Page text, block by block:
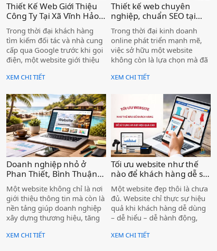
Thiết Kế Web Giới Thiệu
Công Ty Tại Xã Vĩnh Hảo –
Nâng Tầm Thương Hiệu
Doanh Nghiệp )
Trong thời đại khách hàng
tìm kiếm đối tác và nhà cung
cấp qua Google trước khi gọi
điện, một website giới thiệu
còn là "có thì tốt" — mà là
được tin tưởng và lựa chọn.
Nếu bạn đang kinh doanh tại
xã Vĩnh Hảo mà chưa có
website, hoặc website cũ đã
lỗi thời, bạn đang để đối thủ
vượt lên phía trước mỗi ngày.
XEM CHI TIẾT
Thiết kế web chuyên
nghiệp, chuẩn SEO tại
Lâm Đồng, hiệu quả cho
doanh nghiệp )
Trong thời đại kinh doanh
online phát triển mạnh mẽ,
việc sở hữu một website
không còn là lựa chọn mà đã
với mọi doanh nghiệp. Đặc
thế mạnh về du lịch, nông
nghiệp và dịch vụ – nhu cầu
xây dựng thương hiệu trên
Internet ngày càng tăng cao.
XEM CHI TIẾT
Doanh nghiệp nhỏ ở
Phan Thiết, Bình Thuận
có cần website không ? )
Một website không chỉ là nơi
giới thiệu thông tin mà còn là
nền tảng giúp doanh nghiệp
xây dựng thương hiệu, tăng
hàng từ Google. Khi khách
XEM CHI TIẾT
Tối ưu website như thế
nào để khách hàng dễ sử
dụng và đạt hiệu quả? )
Một website đẹp thôi là chưa
đủ. Website chỉ thực sự hiệu
quả khi khách hàng dễ dùng
– dễ hiểu – dễ hành động,
Google để tiếp cận đúng
XEM CHI TIẾT